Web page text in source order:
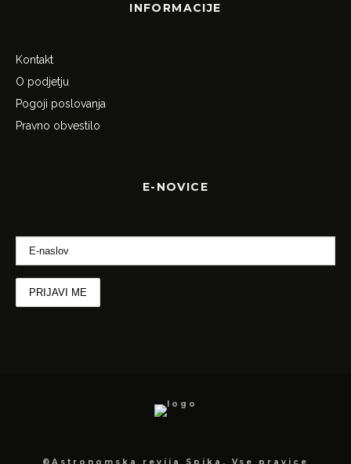
INFORMACIJE
Kontakt
O podjetju
Pogoji poslovanja
Pravno obvestilo
E-NOVICE